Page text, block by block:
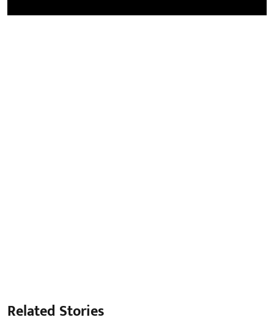
Related Stories